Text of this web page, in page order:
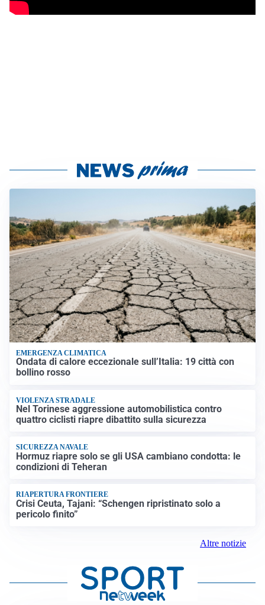
EMERGENZA CLIMATICA
Ondata di calore eccezionale sull’Italia: 19 città con
bollino rosso
VIOLENZA STRADALE
Nel Torinese aggressione automobilistica contro
quattro ciclisti riapre dibattito sulla sicurezza
SICUREZZA NAVALE
Hormuz riapre solo se gli USA cambiano condotta: le
condizioni di Teheran
RIAPERTURA FRONTIERE
Crisi Ceuta, Tajani: “Schengen ripristinato solo a
pericolo finito”
Altre notizie